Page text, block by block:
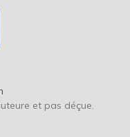
et pas déçue.